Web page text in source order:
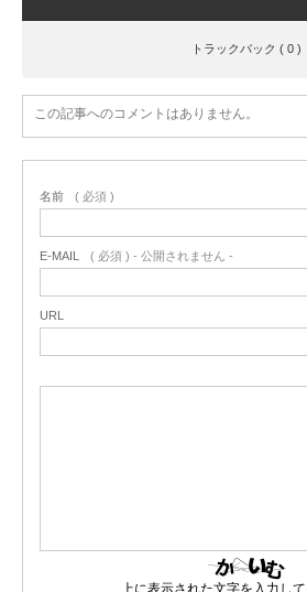
トラックバック ( 0 )
この記事へのコメントはありません。
名前 ( 必須 )
E-MAIL ( 必須 ) - 公開されません -
URL